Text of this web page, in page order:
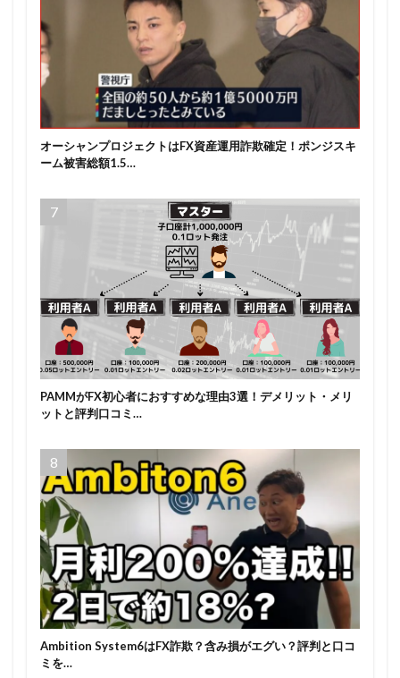
オーシャンプロジェクトはFX資産運用詐欺確定！ポンジスキ
ーム被害総額1.5…
PAMMがFX初心者におすすめな理由3選！デメリット・メリ
ットと評判口コミ…
Ambition System6はFX詐欺？含み損がエグい？評判と口コ
ミを…